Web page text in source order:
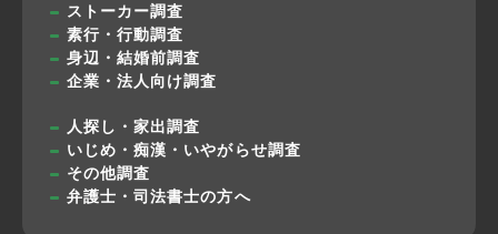
ストーカー調査
素行・行動調査
身辺・結婚前調査
企業・法人向け調査
人探し・家出調査
いじめ・痴漢・いやがらせ調査
その他調査
弁護士・司法書士の方へ